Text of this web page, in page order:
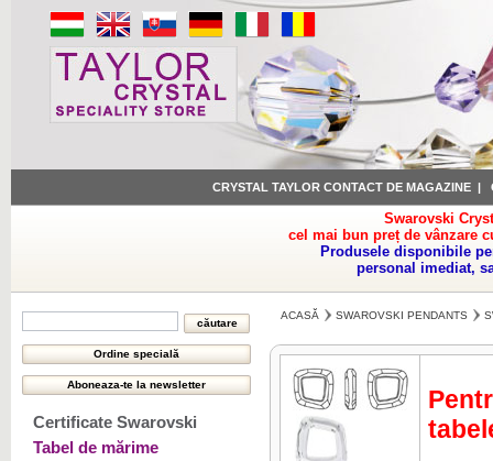
CRYSTAL TAYLOR CONTACT DE MAGAZINE |
Swarovski
cel mai bun preț de vânzare
Produsele disponibile
personal imediat,
Certificate Swarovski
Tabel de mărime
ACASĂ SWAROVSKI PENDANTS